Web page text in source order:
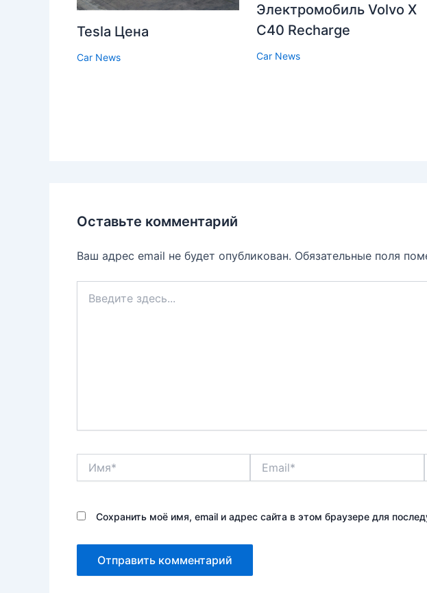
Tesla Цена
Car News
Электромобиль Volvo X
C40 Recharge
Car News
Оставьте комментарий
Ваш адрес email не будет опубликован. Обязательные поля
здесь...
Сохранить моё имя, email и адрес сайта в этом браузере для